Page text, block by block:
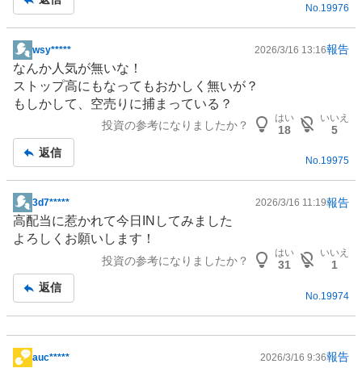
No. 19976
掲
示
板
記
wsy***** 2026/3/16 13:16報告
なんか人気が無いな！
ストップ高にもなってもおかしく無いが？
もしかして、空売りに捕まっている？
投資の参考になりましたか？
はい
18
いいえ
5
返信
No.19975
掲
示
板
3d7***** 2026/3/16 11:19報告
高配当に惹かれて今日INしてみました
よろしくお願いします！
投資の参考になりましたか？
はい
31
いいえ
1
返信
No. 19974
掲
auc***** 2026/3/16 9:36報告